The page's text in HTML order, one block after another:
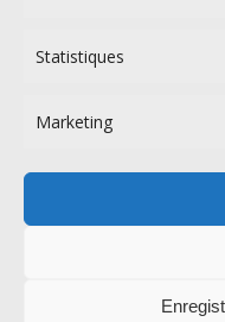
Statistiques
Marketing
Mentions légales